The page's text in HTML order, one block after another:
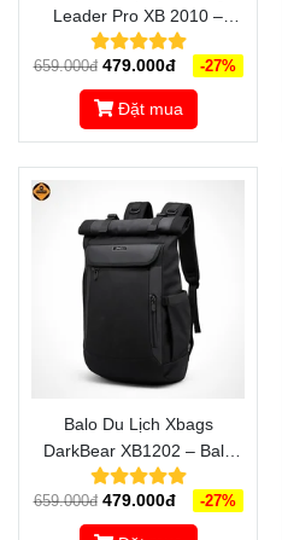
Leader Pro XB 2010 –
Đồng hành vững vàng trên
mọi cung đường
659.000đ 479.000đ -27%
Đặt mua
Balo Du Lịch Xbags
DarkBear XB1202 – Balo
Cao Cấp Chống Nước,
Sang Trọng, Đẳng Cấp
659.000đ 479.000đ -27%